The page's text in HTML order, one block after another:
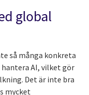
global
så många konkreta
AI, vilket gör
Det är inte bra
mycket